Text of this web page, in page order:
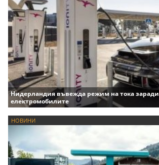
Нидерландия въвежда режим на тока заради
електромобилите
НОВИНИ